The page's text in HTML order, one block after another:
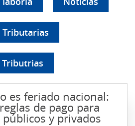
Tributarias
Tributrias
es feriado nacional:
de pago para
y privados